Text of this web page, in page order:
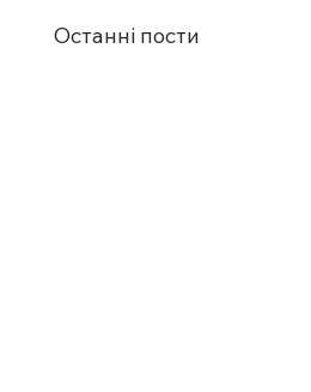
Останні пости